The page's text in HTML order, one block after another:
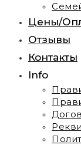
Цены/
Отзывы
Контакты
Info